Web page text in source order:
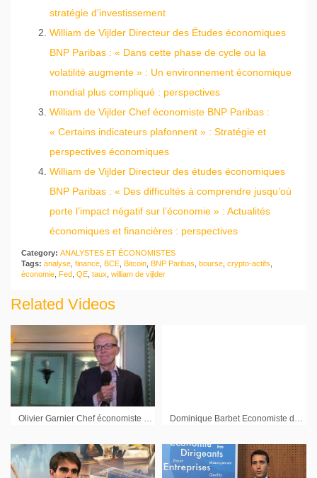
stratégie d'investissement
William de Vijlder Directeur des Études économiques
BNP Paribas : « Dans cette phase de cycle ou la
volatilité augmente » : Un environnement économique
mondial plus compliqué : perspectives
William de Vijlder Chef économiste BNP Paribas :
« Certains indicateurs plafonnent » : Stratégie et
perspectives économiques
William de Vijlder Directeur des études économiques
BNP Paribas : « Des difficultés à comprendre jusqu’où
porte l’impact négatif sur l’économie » : Actualités
économiques et financières : perspectives
Category: ANALYSTES ET ÉCONOMISTES
Tags: analyse finance BCE Bitcoin BNP Paribas bourse crypto-actifs
économie Fed QE taux william de vijlder
Related Videos
Olivier Garnier Chef économiste Société Générale : « La Chine et les Etats-Unis font partie des risques » Dominique Barbet Economiste de marchés BNP Paribas